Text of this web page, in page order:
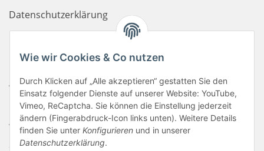
Wie wir Cookies & Co nutzen
Durch Klicken auf „Alle akzeptieren“ gestatten Sie den
Einsatz folgender Dienste auf unserer Website: YouTube,
Vimeo, ReCaptcha. Sie können die Einstellung jederzeit
ändern (Fingerabdruck-Icon links unten). Weitere Details
finden Sie unter Konfigurieren und in unserer
Datenschutzerklärung.
Datenschutzerklärung
Newsletter
AGB
Kontakt
Widerrufsrecht